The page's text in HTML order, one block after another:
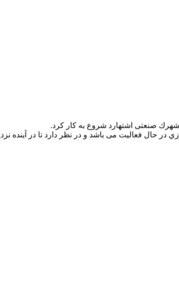
فعالیت می باشد و در نظر دارد تا در آینده